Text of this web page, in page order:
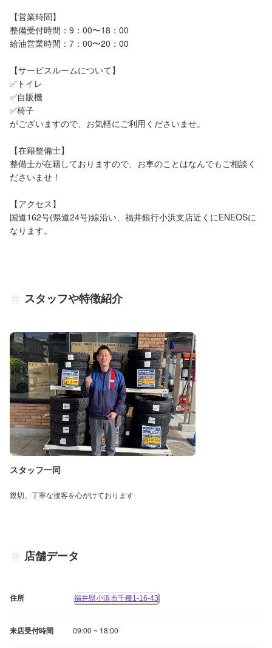
【営業時間】
整備受付時間：9：00〜18：00
給油営業時間：7：00〜20：00
【サービスルームについて】
✅トイレ
✅自販機
✅椅子
がございますので、お気軽にご利用くださいませ。
【在籍整備士】
整備士が在籍しておりますので、お車のことはなんでもご相談く
ださいませ！
【アクセス】
国道162号(県道24号)線沿い、福井銀行小浜支店近くにENEOSに
なります。
スタッフや特徴紹介
スタッフ一同
親切、丁寧な接客を心がけております
店舗データ
住所 福井県小浜市千種1-16-43
来店受付時間 09:00 ~ 18:00